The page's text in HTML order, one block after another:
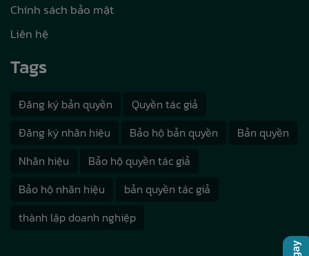
Chính sách bảo mật
Liên hệ
Tags
Đăng ký bản quyền
Quyền tác giả
Đăng ký nhãn hiệu
Bảo hộ bản quyền
Bản quyền
Nhãn hiệu
Bảo hộ quyền tác giả
Bảo hộ nhãn hiệu
bản quyền tác giả
thành lập doanh nghiệp